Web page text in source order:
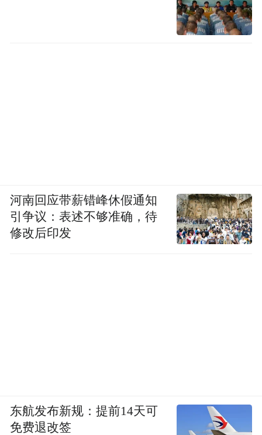
河南回应带薪错峰休假通知
引争议：表述不够准确，待
修改后印发
东航发布新规：提前14天可
免费退改签